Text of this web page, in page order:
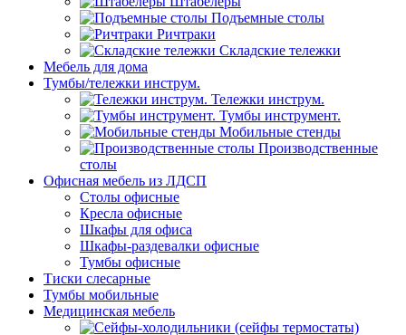
Подъемные столы
Ричтраки
Складские тележки
Мебель для дома
Тумбы/тележки инструм.
Тележки инструм.
Тумбы инструмент.
Мобильные стенды
Производственные
столы
Офисная мебель из ЛДСП
Столы офисные
Кресла офисные
Шкафы для офиса
Шкафы-раздевалки офисные
Тумбы офисные
Тиски слесарные
Тумбы мобильные
Медицинская мебель